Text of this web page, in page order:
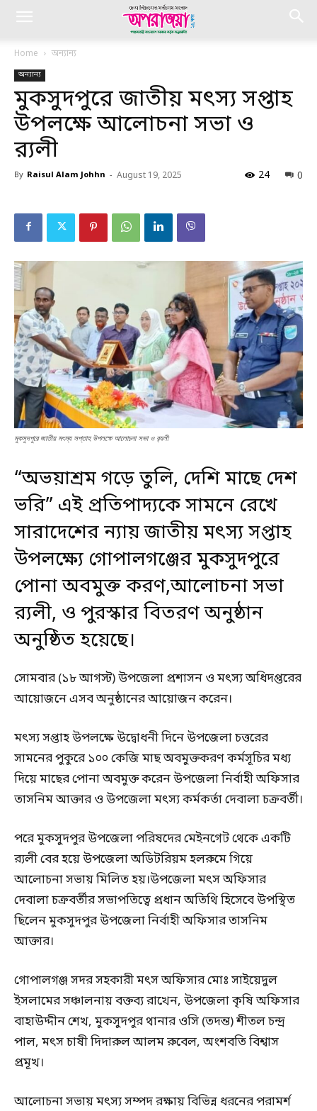
Home অন্যান্য
অন্যান্য
মুকসুদপুরে জাতীয় মৎস্য সপ্তাহ
উপলক্ষে আলোচনা সভা ও
র‍্যলী
By Raisul Alam Johhn - August 19, 2025 0
24
মুকসুদপুরে জাতীয় মৎস্য সপ্তাহ উপলক্ষে আলোচনা সভা ও র‍্যলী
“অভয়াশ্রম গড়ে তুলি, দেশি মাছে দেশ
ভরি” এই প্রতিপাদ্যকে সামনে রেখে
সারাদেশের ন্যায় জাতীয় মৎস্য সপ্তাহ
উপলক্ষ্যে গোপালগঞ্জের মুকসুদপুরে
পোনা অবমুক্ত করণ,আলোচনা সভা
র‍্যলী, ও পুরস্কার বিতরণ অনুষ্ঠান
অনুষ্ঠিত হয়েছে।
সোমবার (১৮ আগস্ট) উপজেলা প্রশাসন ও মৎস্য অধিদপ্তরের
আয়োজনে এসব অনুষ্ঠানের আয়োজন করেন।
মৎস্য সপ্তাহ উপলক্ষে উদ্বোধনী দিনে উপজেলা চত্তরের
সামনের পুকুরে ১০০ কেজি মাছ অবমুক্তকরণ কর্মসূচির মধ্য
দিয়ে মাছের পোনা অবমুক্ত করেন উপজেলা নির্বাহী অফিসার
তাসনিম আক্তার ও উপজেলা মৎস্য কর্মকর্তা দেবালা চক্রবর্তী।
পরে মুকসুদপুর উপজেলা পরিষদের মেইনগেট থেকে একটি
র‍্যলী বের হয়ে উপজেলা অডিটরিয়ম হলরুমে গিয়ে
আলোচনা সভায় মিলিত হয়।উপজেলা মৎস অফিসার
দেবালা চক্রবর্তীর সভাপতিত্বে প্রধান অতিথি হিসেবে উপস্থিত
ছিলেন মুকসুদপুর উপজেলা নির্বাহী অফিসার তাসনিম
আক্তার।
গোপালগঞ্জ সদর সহকারী মৎস অফিসার মোঃ সাইয়েদুল
ইসলামের সঞ্চালনায় বক্তব্য রাখেন, উপজেলা কৃষি অফিসার
বাহাউদ্দীন শেখ, মুকসুদপুর থানার ওসি (তদন্ত) শীতল চন্দ্র
পাল, মৎস চাষী দিদারুল আলম রুবেল, অংশবতি বিশ্বাস
প্রমূখ।
আলোচনা সভায় মৎস্য সম্পদ রক্ষায় বিভিন্ন ধরনের পরামর্শ